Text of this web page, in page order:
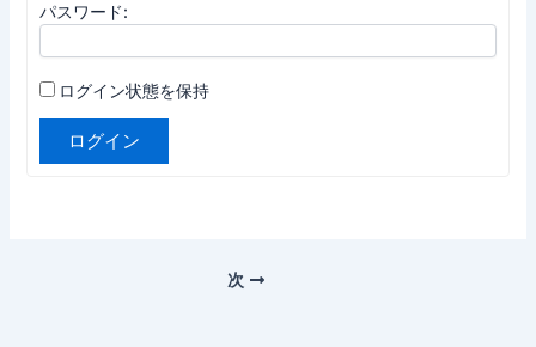
パスワード:
ログイン状態を保持
ログイン
次